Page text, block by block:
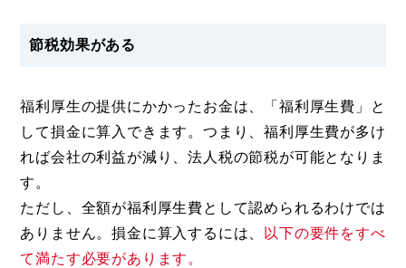
節税効果がある
福利厚生の提供にかかったお金は、「福利厚生費」と
して損金に算入できます。つまり、福利厚生費が多け
れば会社の利益が減り、法人税の節税が可能となりま
す。
ただし、全額が福利厚生費として認められるわけでは
ありません。損金に算入するには、
以下の要件をすべ
て満たす必要があります。